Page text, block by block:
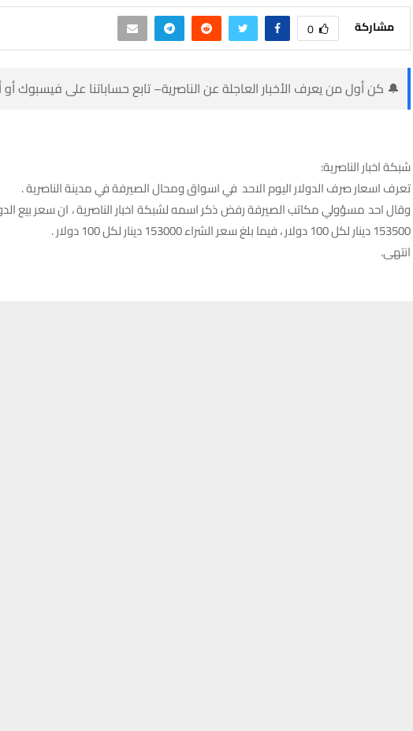
مشاركة 0
🔔 كن أول من يعرف الأخبار العاجلة عن الناصرية– تابع حساباتنا على فيسبوك
شبكة اخبار الناصرية:
تعرف اسعار صرف الدولار اليوم الاحد في اسواق ومحال الصيرفة في مدينة الناصرية .
وقال احد مسؤولي مكاتب الصيرفة رفض ذكر اسمه لشبكة اخبار الناصرية ، ان سعر بيع
153500 دينار لكل 100 دولار ، فيما بلغ سعر الشراء 153000 دينار لكل 100 دولار .
انتهى.